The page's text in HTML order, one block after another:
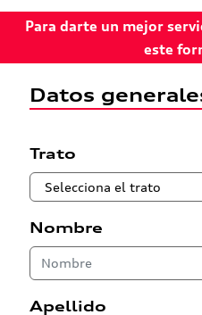
Para darte un mejor
este
Datos
Trato
Nombre
Apellido